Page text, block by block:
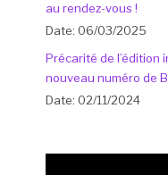
au rendez-vous !
Date: 06/03/2025
Précarité de l’édition
nouveau numéro de
Date: 02/11/2024